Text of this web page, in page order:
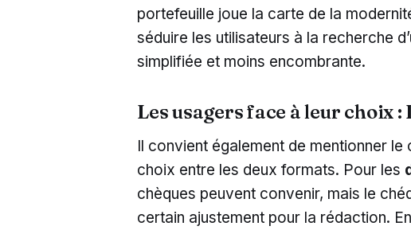
portefeuille joue la carte de la
séduire les utilisateurs à la recherche
simplifiée et moins encombrante.
Les usagers face à leur choix
Il convient également de mentionner
choix entre les deux formats. Pour les
chèques peuvent convenir, mais le
certain ajustement pour la rédaction.